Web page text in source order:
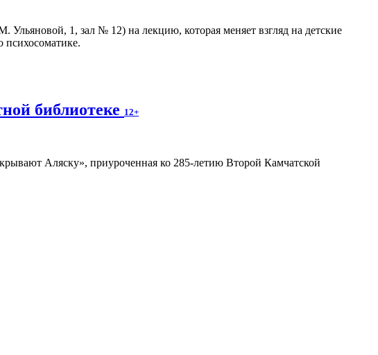
1, зал № 12) на лекцию, которая меняет взгляд на детские
психосоматике.
библиотеке 12+
Аляску», приуроченная ко 285-летию Второй Камчатской